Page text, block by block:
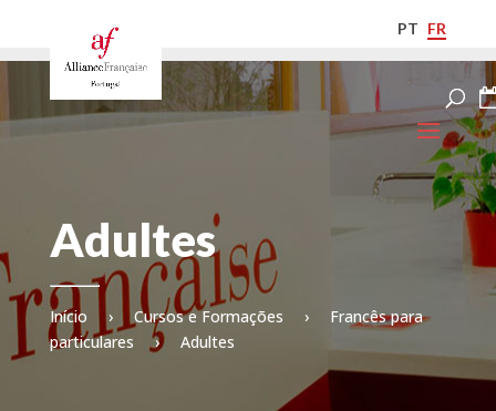
PT FR
Adultes
Início › Cursos e Formações ›
Francês para
particulares
› Adultes